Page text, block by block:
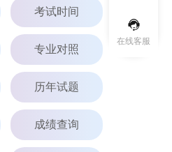
在线客服
考试时间
专业对照
历年试题
成绩查询